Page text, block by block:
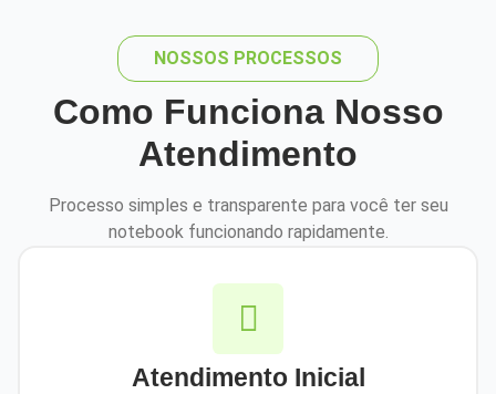
NOSSOS PROCESSOS
Como Funciona Nosso
Atendimento
Processo simples e transparente para você ter seu
notebook funcionando rapidamente.
Atendimento Inicial